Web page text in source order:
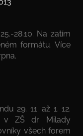
28.10. Na zatím
formátu. Více
29. 11. až 1. 12.
v ZŠ dr. Milady
všech forem